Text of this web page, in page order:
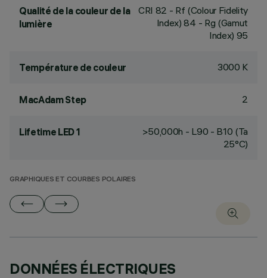
Qualité de la couleur de la
lumière
CRI 82 - Rf (Colour Fidelity
Index) 84 - Rg (Gamut
Index) 95
Température de couleur 3000 K
MacAdam Step 2
Lifetime LED 1
>50,000h - L90 - B10 (Ta
25°C)
GRAPHIQUES ET COURBES POLAIRES
DONNÉES ÉLECTRIQUES